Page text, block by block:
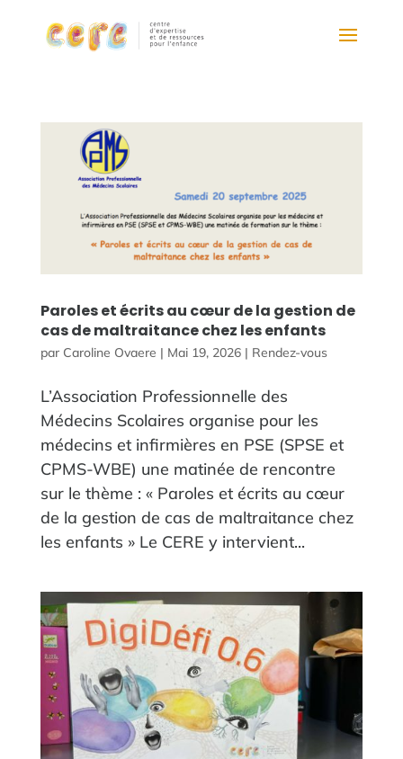
Paroles et écrits au cœur de la gestion de
cas de maltraitance chez les enfants
par Caroline Ovaere | Mai 19, 2026| Rendez-vous
L’Association Professionnelle des
Médecins Scolaires organise pour les
médecins et infirmières en PSE (SPSE et
CPMS-WBE) une matinée de rencontre
sur le thème : « Paroles et écrits au cœur
de la gestion de cas de maltraitance chez
les enfants » Le CERE y intervient...